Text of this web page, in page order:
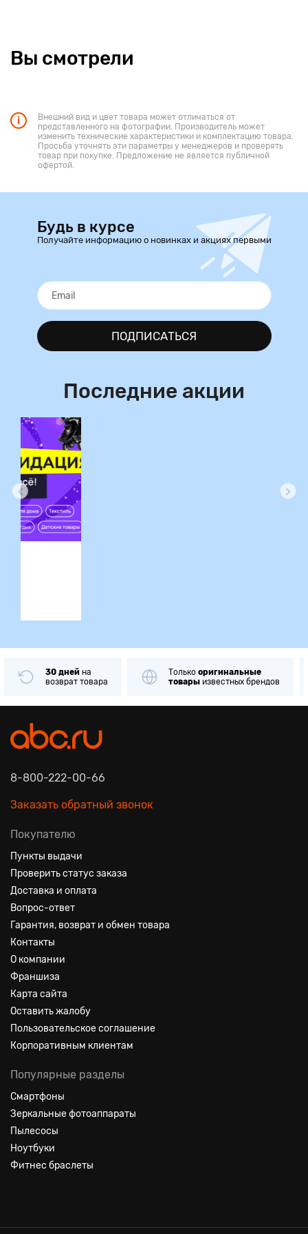
Вы смотрели
Внешний вид и цвет товара может отличаться от
представленного на фотографии. Производитель может
изменить технические характеристики и комплектацию товара.
Просьба уточнять эти параметры у менеджеров и проверять
товар при покупке. Предложение не является публичной
офертой.
Будь в курсе
Получайте информацию о новинках и акциях первыми
ПОДПИСАТЬСЯ
Последние акции
30 дней на
возврат товара
Только оригинальные
товары известных брендов
8-800-222-00-66
Заказать обратный звонок
Покупателю
Пункты выдачи
Проверить статус заказа
Доставка и оплата
Вопрос-ответ
Гарантия, возврат и обмен товара
Контакты
О компании
Франшиза
Карта сайта
Оставить жалобу
Пользовательское соглашение
Корпоративным клиентам
Популярные разделы
Смартфоны
Зеркальные фотоаппараты
Пылесосы
Ноутбуки
Фитнес браслеты